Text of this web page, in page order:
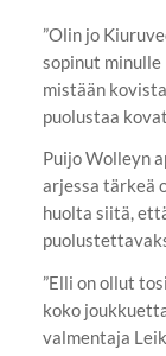
”Olin jo
sopinut minulle
mistään
puolustaa
Puijo Wolleyn
arjessa tärkeä
huolta siitä,
”Elli on ollut
koko
valmentaja